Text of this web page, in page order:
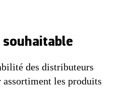
souhaitable
des distributeurs
assortiment les produits